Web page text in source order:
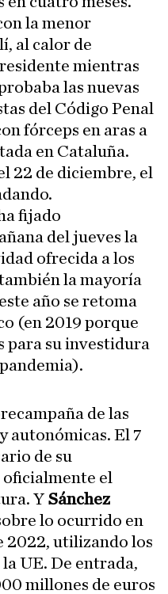
la menor
al calor de
mientras
las nuevas
del Código Penal
fórceps en aras a
en Cataluña.
22 de diciembre, el
fijado
del jueves la
ofrecida a los
la mayoría
año se retoma
(en 2019 porque
para su investidura
de las
autonómicas. El 7
de su
el
Y Sánchez
lo ocurrido en
2022, utilizando los
UE. De entrada,
millones de euros